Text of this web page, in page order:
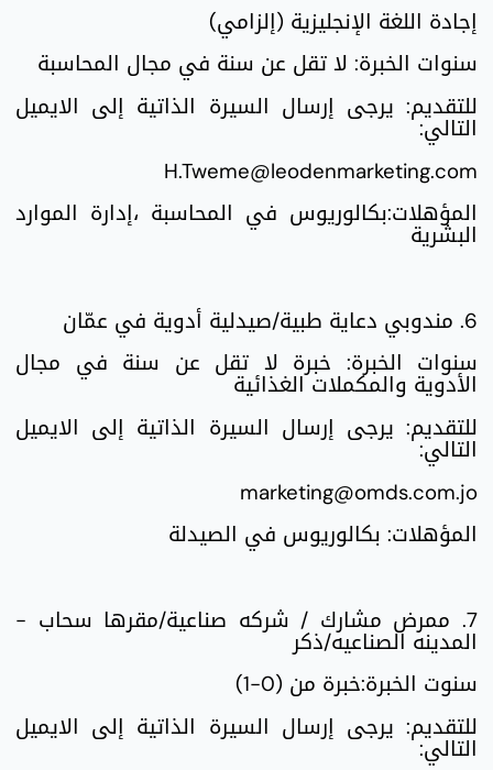
إجادة اللغة الإنجليزية (إلزامي)
سنوات الخبرة: لا تقل عن سنة في مجال المحاسبة
للتقديم: يرجى إرسال السيرة الذاتية إلى الايميل
التالي:
H.Tweme@leodenmarketing.com
المؤهلات:بكالوريوس في المحاسبة ،إدارة الموارد
البشرية
6. مندوبي دعاية طبية/صيدلية أدوية في عمّان
سنوات الخبرة: خبرة لا تقل عن سنة في مجال
الأدوية والمكملات الغذائية
للتقديم: يرجى إرسال السيرة الذاتية إلى الايميل
التالي:
marketing@omds.com.jo
المؤهلات: بكالوريوس في الصيدلة
7. ممرض مشارك / شركه صناعية/مقرها سحاب -
المدينه الصناعيه/ذكر
سنوت الخبرة:خبرة من (0-1)
للتقديم: يرجى إرسال السيرة الذاتية إلى الايميل
التالي: